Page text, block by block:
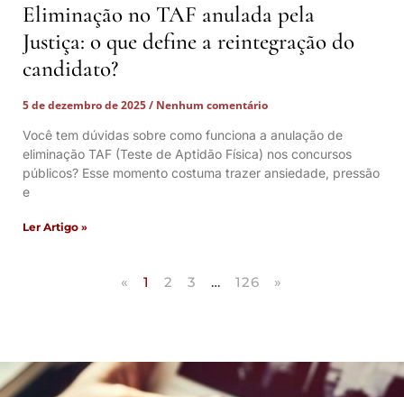
Eliminação no TAF anulada pela
Justiça: o que define a reintegração do
candidato?
5 de dezembro de 2025
Nenhum comentário
Você tem dúvidas sobre como funciona a anulação de
eliminação TAF (Teste de Aptidão Física) nos concursos
públicos? Esse momento costuma trazer ansiedade, pressão
e
Ler Artigo »
« 1 2 3 … 126 »